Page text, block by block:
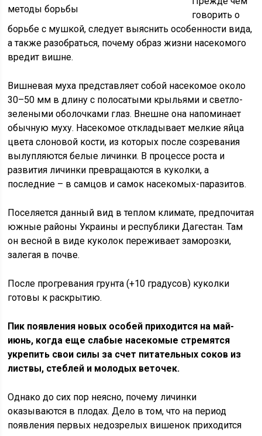
говорить о
борьбе с мушкой, следует выяснить особенности вида,
а также разобраться, почему образ жизни насекомого
вредит вишне.
Вишневая муха представляет собой насекомое около
30–50 мм в длину с полосатыми крыльями и светло-
зелеными оболочками глаз. Внешне она напоминает
обычную муху. Насекомое откладывает мелкие яйца
цвета слоновой кости, из которых после созревания
вылупляются белые личинки. В процессе роста и
развития личинки превращаются в куколки, а
последние – в самцов и самок насекомых-паразитов.
Поселяется данный вид в теплом климате, предпочитая
южные районы Украины и республики Дагестан. Там
он весной в виде куколок переживает заморозки,
залегая в почве.
После прогревания грунта (+10 градусов) куколки
готовы к раскрытию.
Пик появления новых особей приходится на май-
июнь, когда еще слабые насекомые стремятся
укрепить свои силы за счет питательных соков из
листвы, стеблей и молодых веточек.
Однако до сих пор неясно, почему личинки
оказываются в плодах. Дело в том, что на период
появления первых недозрелых вишенок приходится